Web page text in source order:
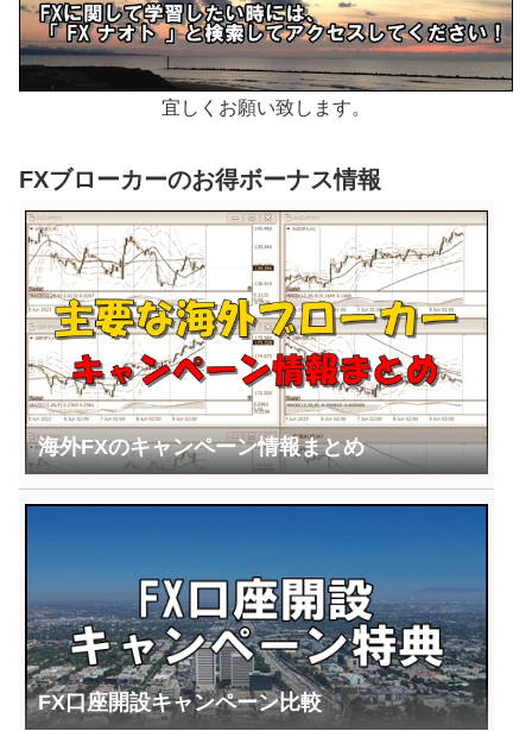
宜しくお願い致します。
FXブローカーのお得ボーナス情報
海外FXのキャンペーン情報まとめ
FX口座開設キャンペーン比較